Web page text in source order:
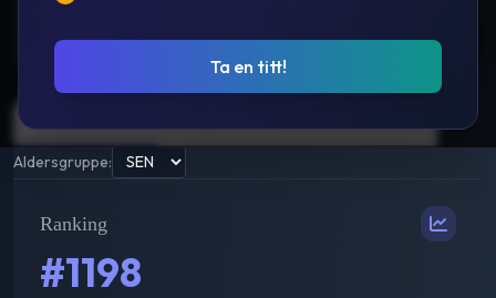
Ta en titt!
Aldersgruppe:
Ranking
#1198